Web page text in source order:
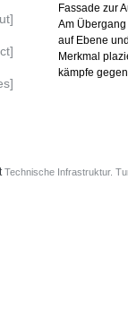
Fassade zur
Am
auf Ebene
Merkmal
kämpfe
Technische Infrastruktur.